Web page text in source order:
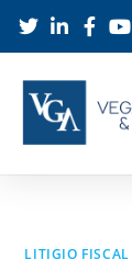
LITIGIO